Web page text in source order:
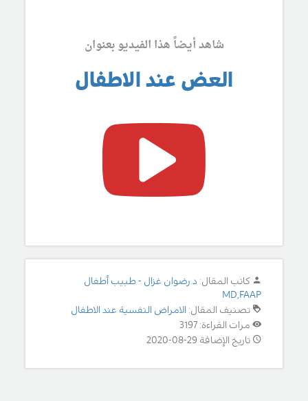
شاهد أيضاً هذا الفيديو بعنوان
العض عند الاطفال
كاتب المقال: د.رضوان غزال - طبيب أطفال
MD,FAAP
تصنيف المقال: الامراض النفسية عند الاطفال
مرات القراءة: 3197
تاريخ الإضافة 29-08-2020